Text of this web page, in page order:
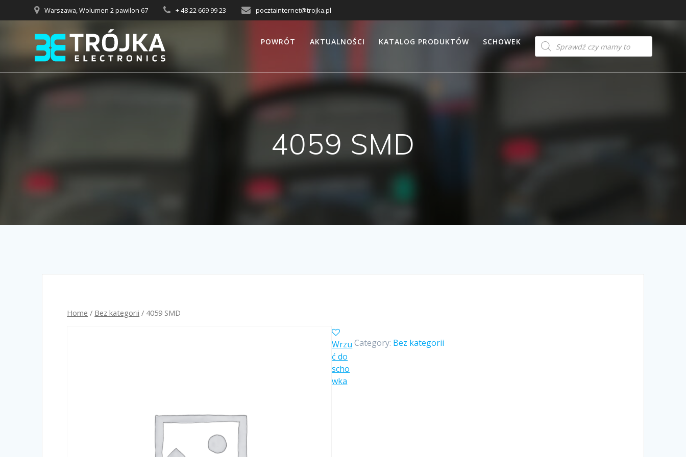
do
Warszawa, Wolumen 2 pawilon 67 + 48 22 669 99 23 pocztainternet@trojka.pl
POWRÓT AKTUALNOŚCI KATALOG PRODUKTÓW SCHOWEK
Products
search
4059 SMD
Home / Bez kategorii / 4059 SMD
Category: Bez kategorii
Wrzu
ć do
scho
wka